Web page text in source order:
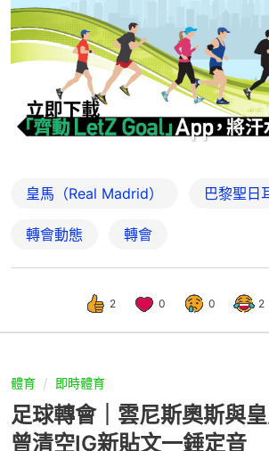
皇馬（Real Madrid） 巴黎聖日
轉會動態 轉會
2 0 0 2
體育 即時體育
足球轉會｜雲尼斯奧斯與
曾清空IG新貼文一錘定音